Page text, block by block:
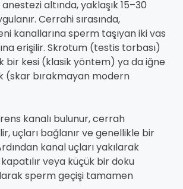
altında, yaklaşık 15–30
Cerrahi sırasında,
kanallarına sperm taşıyan iki vas
erişilir. Skrotum (testis torbası)
bir kesi (klasik yöntem) ya da iğne
(skar bırakmayan modern
kanalı bulunur, cerrah
uçları bağlanır ve genellikle bir
kanal uçları yakılarak
veya küçük bir doku
sperm geçişi tamamen